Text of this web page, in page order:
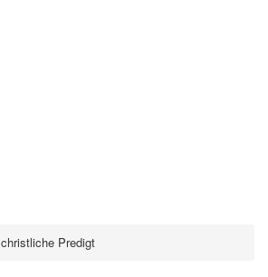
christliche Predigt